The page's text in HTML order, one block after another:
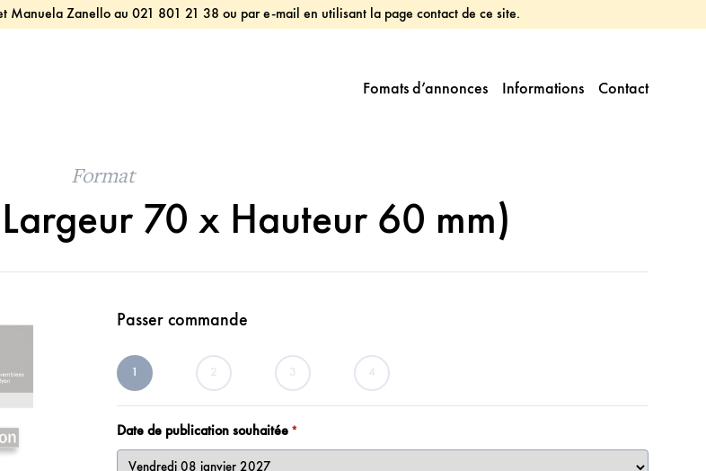
Manuela Zanello au 021 801 21 38 ou par e-mail en utilisant la page contact de ce site.
Fomats d’annonces Informations Contact
Format
70 x Hauteur 60 mm)
Passer commande
1 2 3 4
Date de publication souhaitée *